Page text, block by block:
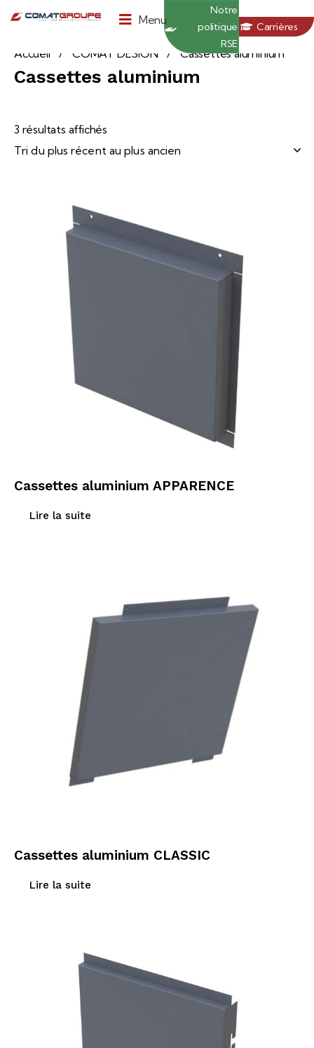
Menu
Notre
politique
RSE
Carrières
Accueil COMAT DESIGN Cassettes aluminium
Cassettes aluminium
3 résultats affichés
Cassettes aluminium APPARENCE
Lire la suite
Cassettes aluminium CLASSIC
Lire la suite